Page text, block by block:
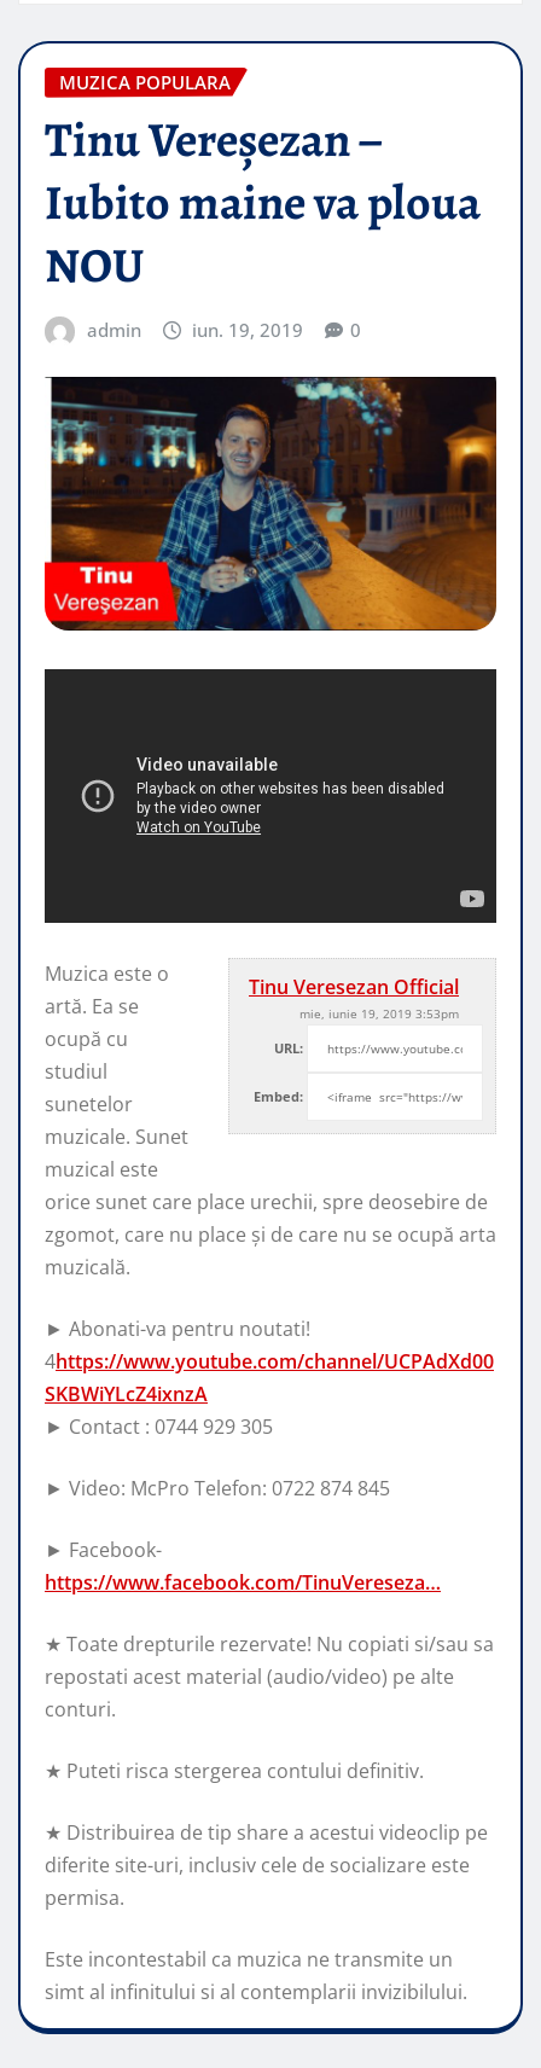
MUZICA POPULARA
Tinu Vereşezan –
Iubito maine va ploua
NOU
admin iun. 19, 2019 0
Tinu Veresezan Official
mie, iunie 19, 2019 3:53pm
URL:
Embed:
Muzica este o
artă. Ea se
ocupă cu
studiul
sunetelor
muzicale. Sunet
muzical este
orice sunet care place urechii, spre deosebire de
zgomot, care nu place şi de care nu se ocupă arta
muzicală.
► Abonati-va pentru noutati!
4https://www.youtube.com/channel/UCPAdXd00
SKBWiYLcZ4ixnzA
► Contact : 0744 929 305
► Video: McPro Telefon: 0722 874 845
► Facebook-
https://www.facebook.com/TinuVereseza…
★ Toate drepturile rezervate! Nu copiati si/sau sa
repostati acest material (audio/video) pe alte
conturi.
★ Puteti risca stergerea contului definitiv.
★ Distribuirea de tip share a acestui videoclip pe
diferite site-uri, inclusiv cele de socializare este
permisa.
Este incontestabil ca muzica ne transmite un
simt al infinitului si al contemplarii invizibilului.